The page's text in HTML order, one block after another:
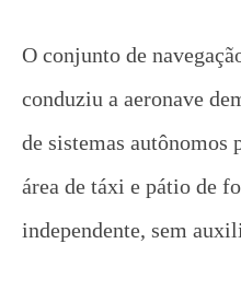
O conjunto de
conduziu a aeronave
de sistemas autônomos
área de táxi e pátio de
independente, sem